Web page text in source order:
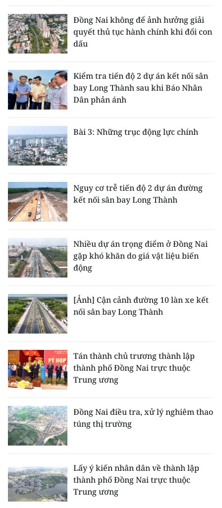
中文
FRANÇAIS
РУССКИЙ
ESPAÑOL
한국어
Đồng Nai không để ảnh hưởng giải
quyết thủ tục hành chính khi đổi con
dấu
Kiểm tra tiến độ 2 dự án kết nối sân
bay Long Thành sau khi Báo Nhân
Dân phản ánh
Bài 3: Những trục động lực chính
Nguy cơ trễ tiến độ 2 dự án đường
kết nối sân bay Long Thành
Nhiều dự án trọng điểm ở Đồng Nai
gặp khó khăn do giá vật liệu biến
động
[Ảnh] Cận cảnh đường 10 làn xe kết
nối sân bay Long Thành
Tán thành chủ trương thành lập
thành phố Đồng Nai trực thuộc
Trung ương
Đồng Nai điều tra, xử lý nghiêm thao
túng thị trường
Lấy ý kiến nhân dân về thành lập
thành phố Đồng Nai trực thuộc
Trung ương